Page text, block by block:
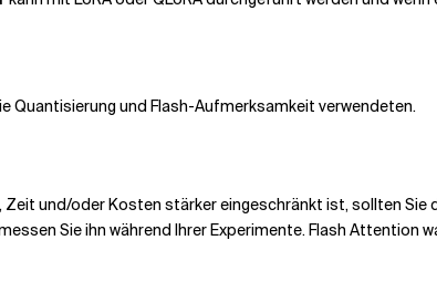
Quantisierung und Flash-Aufmerksamkeit verwendeten.
und/oder Kosten stärker eingeschränkt ist, sollten Sie
Sie ihn während Ihrer Experimente. Flash Attention